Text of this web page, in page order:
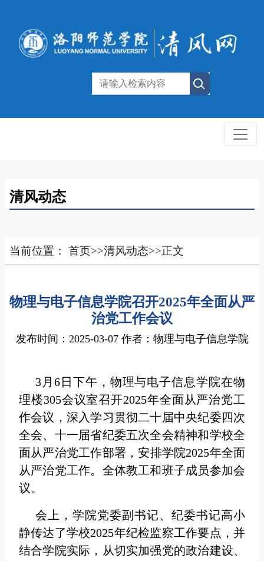
清风动态
当前位置： 首页>>清风动态>>正文
物理与电子信息学院召开2025年全面从严
治党工作会议
发布时间：2025-03-07 作者：物理与电子信息学院
3月6日下午，物理与电子信息学院在物
理楼305会议室召开2025年全面从严治党工
作会议，深入学习贯彻二十届中央纪委四次
全会、十一届省纪委五次全会精神和学校全
面从严治党工作部署，安排学院2025年全面
从严治党工作。全体教工和班子成员参加会
议。
会上，学院党委副书记、纪委书记高小
静传达了学校2025年纪检监察工作要点，并
结合学院实际，从切实加强党的政治建设、